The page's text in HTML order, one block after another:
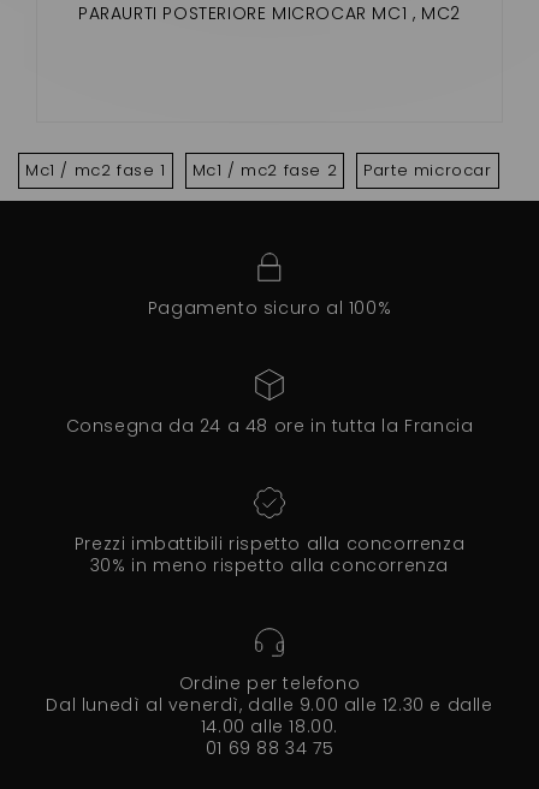
PARAURTI POSTERIORE MICROCAR MC1 , MC2
Mc1 / mc2 fase 1 Mc1 / mc2 fase 2 Parte microcar
Pagamento sicuro al 100%
Consegna da 24 a 48 ore in tutta la Francia
Prezzi imbattibili rispetto alla concorrenza
30% in meno rispetto alla concorrenza
Ordine per telefono
Dal lunedì al venerdì, dalle 9.00 alle 12.30 e dalle
14.00 alle 18.00.
01 69 88 34 75